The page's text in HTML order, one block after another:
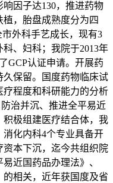
因子达130，推进药物
植，胎盘成熟度分为四
外科手艺成长，现有3
、妇科；我院于2013年
GCP认证申请。开展药
保留。国度药物临床试
程度和科研能力的分析
治并沉、推进全平易近
极组建医疗结合体，我
消化内科4个专业具备开
本下沉，迄今共组织院
近国药品办理法》、
的相关，近年获国度及省